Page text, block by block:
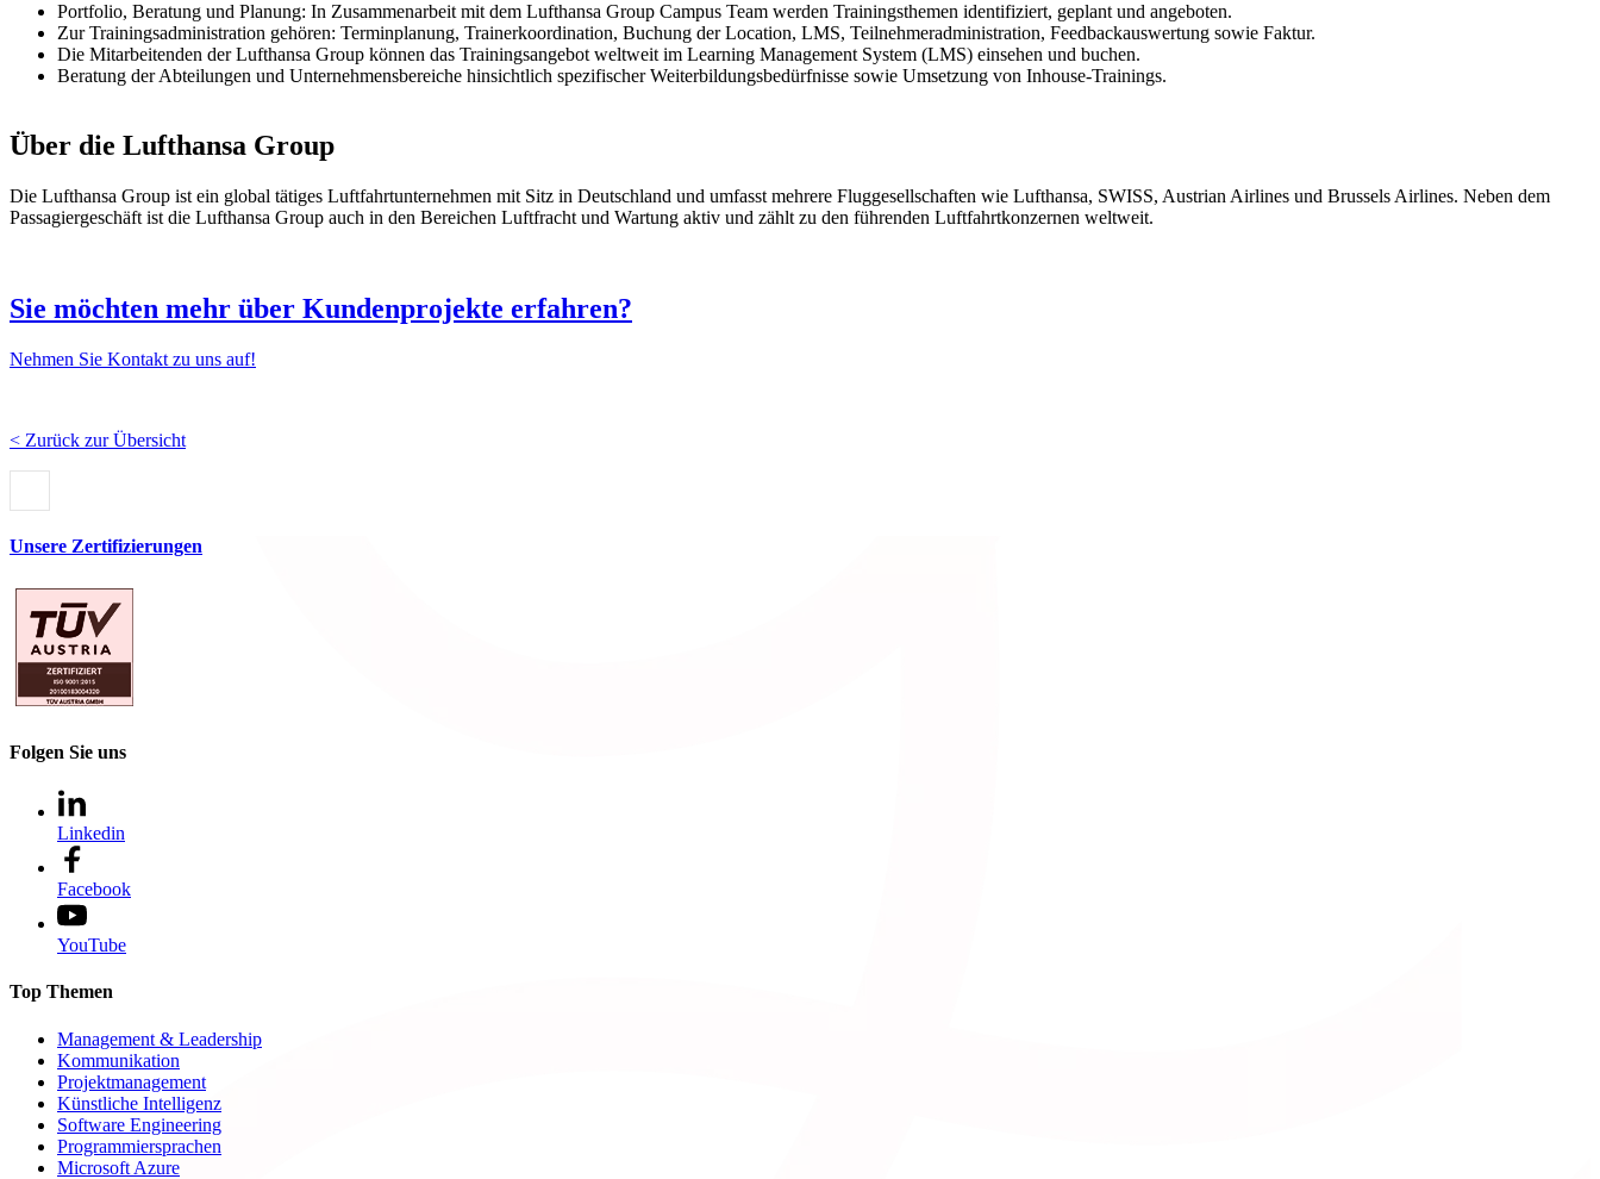
Portfolio, Beratung und Planung: In Zusammenarbeit mit dem Lufthansa Group Campus Team werden Trainingsthemen identifiziert, geplant und angeboten.
Zur Trainingsadministration gehören: Terminplanung, Trainerkoordination, Buchung der Location, LMS, Teilnehmeradministration, Feedbackauswertung sowie Faktur.
Die Mitarbeitenden der Lufthansa Group können das Trainingsangebot weltweit im Learning Management System (LMS) einsehen und buchen.
Beratung der Abteilungen und Unternehmensbereiche hinsichtlich spezifischer Weiterbildungsbedürfnisse sowie Umsetzung von Inhouse-Trainings.
Über die Lufthansa Group
Die Lufthansa Group ist ein global tätiges Luftfahrtunternehmen mit Sitz in Deutschland und umfasst mehrere Fluggesellschaften wie Lufthansa, SWISS, Austrian Airlines und Brussels Airlines. Neben dem
Passagiergeschäft ist die Lufthansa Group auch in den Bereichen Luftfracht und Wartung aktiv und zählt zu den führenden Luftfahrtkonzernen weltweit.
Sie möchten mehr über Kundenprojekte erfahren?
Nehmen Sie Kontakt zu uns auf!
< Zurück zur Übersicht
Unsere Zertifizierungen
Folgen Sie uns
Linkedin
Facebook
YouTube
Top Themen
Management & Leadership
Kommunikation
Projektmanagement
Künstliche Intelligenz
Software Engineering
Programmiersprachen
Microsoft Azure